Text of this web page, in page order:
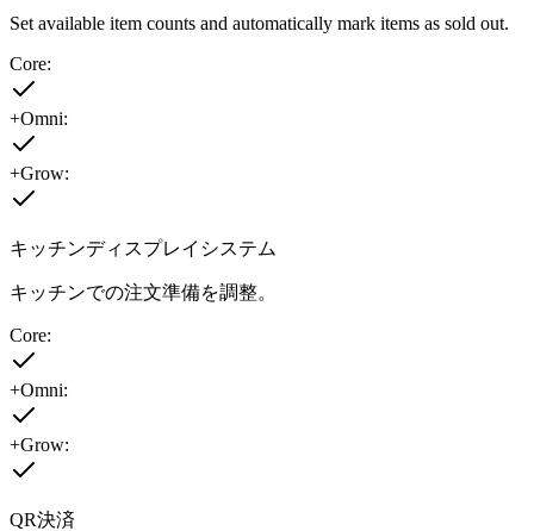
Set available item counts and automatically mark items as sold out.
Core:
+Omni:
+Grow:
キッチンディスプレイシステム
キッチンでの注文準備を調整。
Core:
+Omni:
+Grow:
QR決済